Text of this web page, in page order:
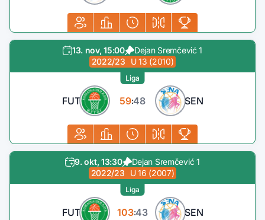
13. nov, 15:00
Dejan Sremčević 1
2022/23
U 13 (2010)
FUT 59:48 SEN
Liga
9. okt, 13:30
Dejan Sremčević 1
2022/23
U 16 (2007)
FUT 103:43 SEN
Liga